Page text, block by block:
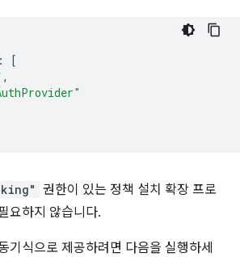
:
[
,
권한이 있는 정책 설치 확장 프로
요하지 않습니다.
기식으로 제공하려면 다음을 실행하세